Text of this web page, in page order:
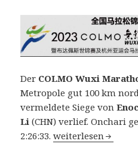
Der COLMO Wuxi
Metropole gut 100 km
vermeldete Siege von
Li (CHN) verlief. Onchari
2:26:33.COLMO Wuxi
weiterlesen